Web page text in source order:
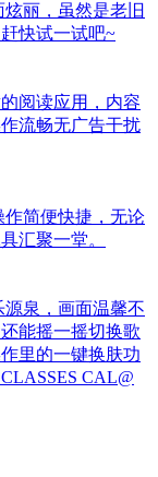
丽，虽然是老旧
快试一试吧~
阅读应用，内容
流畅无广告干扰
简便快捷，无论
汇聚一堂。
泉，画面温馨不
能摇一摇切换歌
里的一键换肤功
CAL@